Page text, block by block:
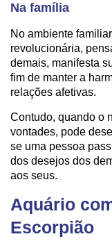
Na família
No ambiente
revolucionária,
demais, manifesta
fim de manter a
relações afetivas.
Contudo, quando o
vontades, pode
se uma pessoa
dos desejos dos
aos seus.
Aquário
Escorpião